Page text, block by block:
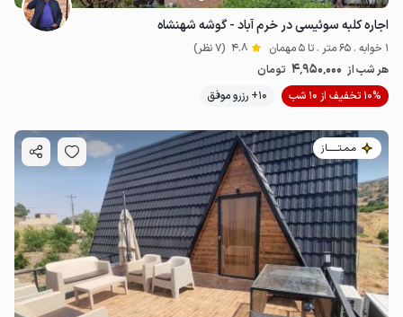
4.95میلیون ت
4.8
5.5میلیون ت 4.7
اجاره کلبه سوئیسی در خرم آباد - گوشه شهنشاه
1 خوابه . 65 متر . تا 5 مهمان 4.8 (7 نظر)
هر شب از 4٬950٬000 تومان
10% تخفیف از 10 شب
10+ رزرو موفق
مـمـتــــــاز